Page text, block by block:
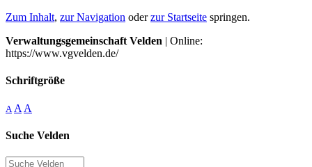
Zum Inhalt, zur Navigation oderzur Startseite springen.
Verwaltungsgemeinschaft Velden | Online:
https://www.vgvelden.de/
Schriftgröße
A A A
Suche Velden